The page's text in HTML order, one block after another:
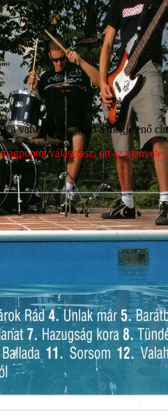
a város nevét, majd a megjelenő
választasz, ott az